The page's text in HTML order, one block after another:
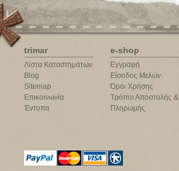
trimar
Λίστα Καταστημάτων
Blog
Sitemap
Επικοινωνία
Έντυπα
e-shop
Εγγραφή
Είσοδος Μελών
Όροι Χρήσης
Τρόποι Αποστολής &
Πληρωμής